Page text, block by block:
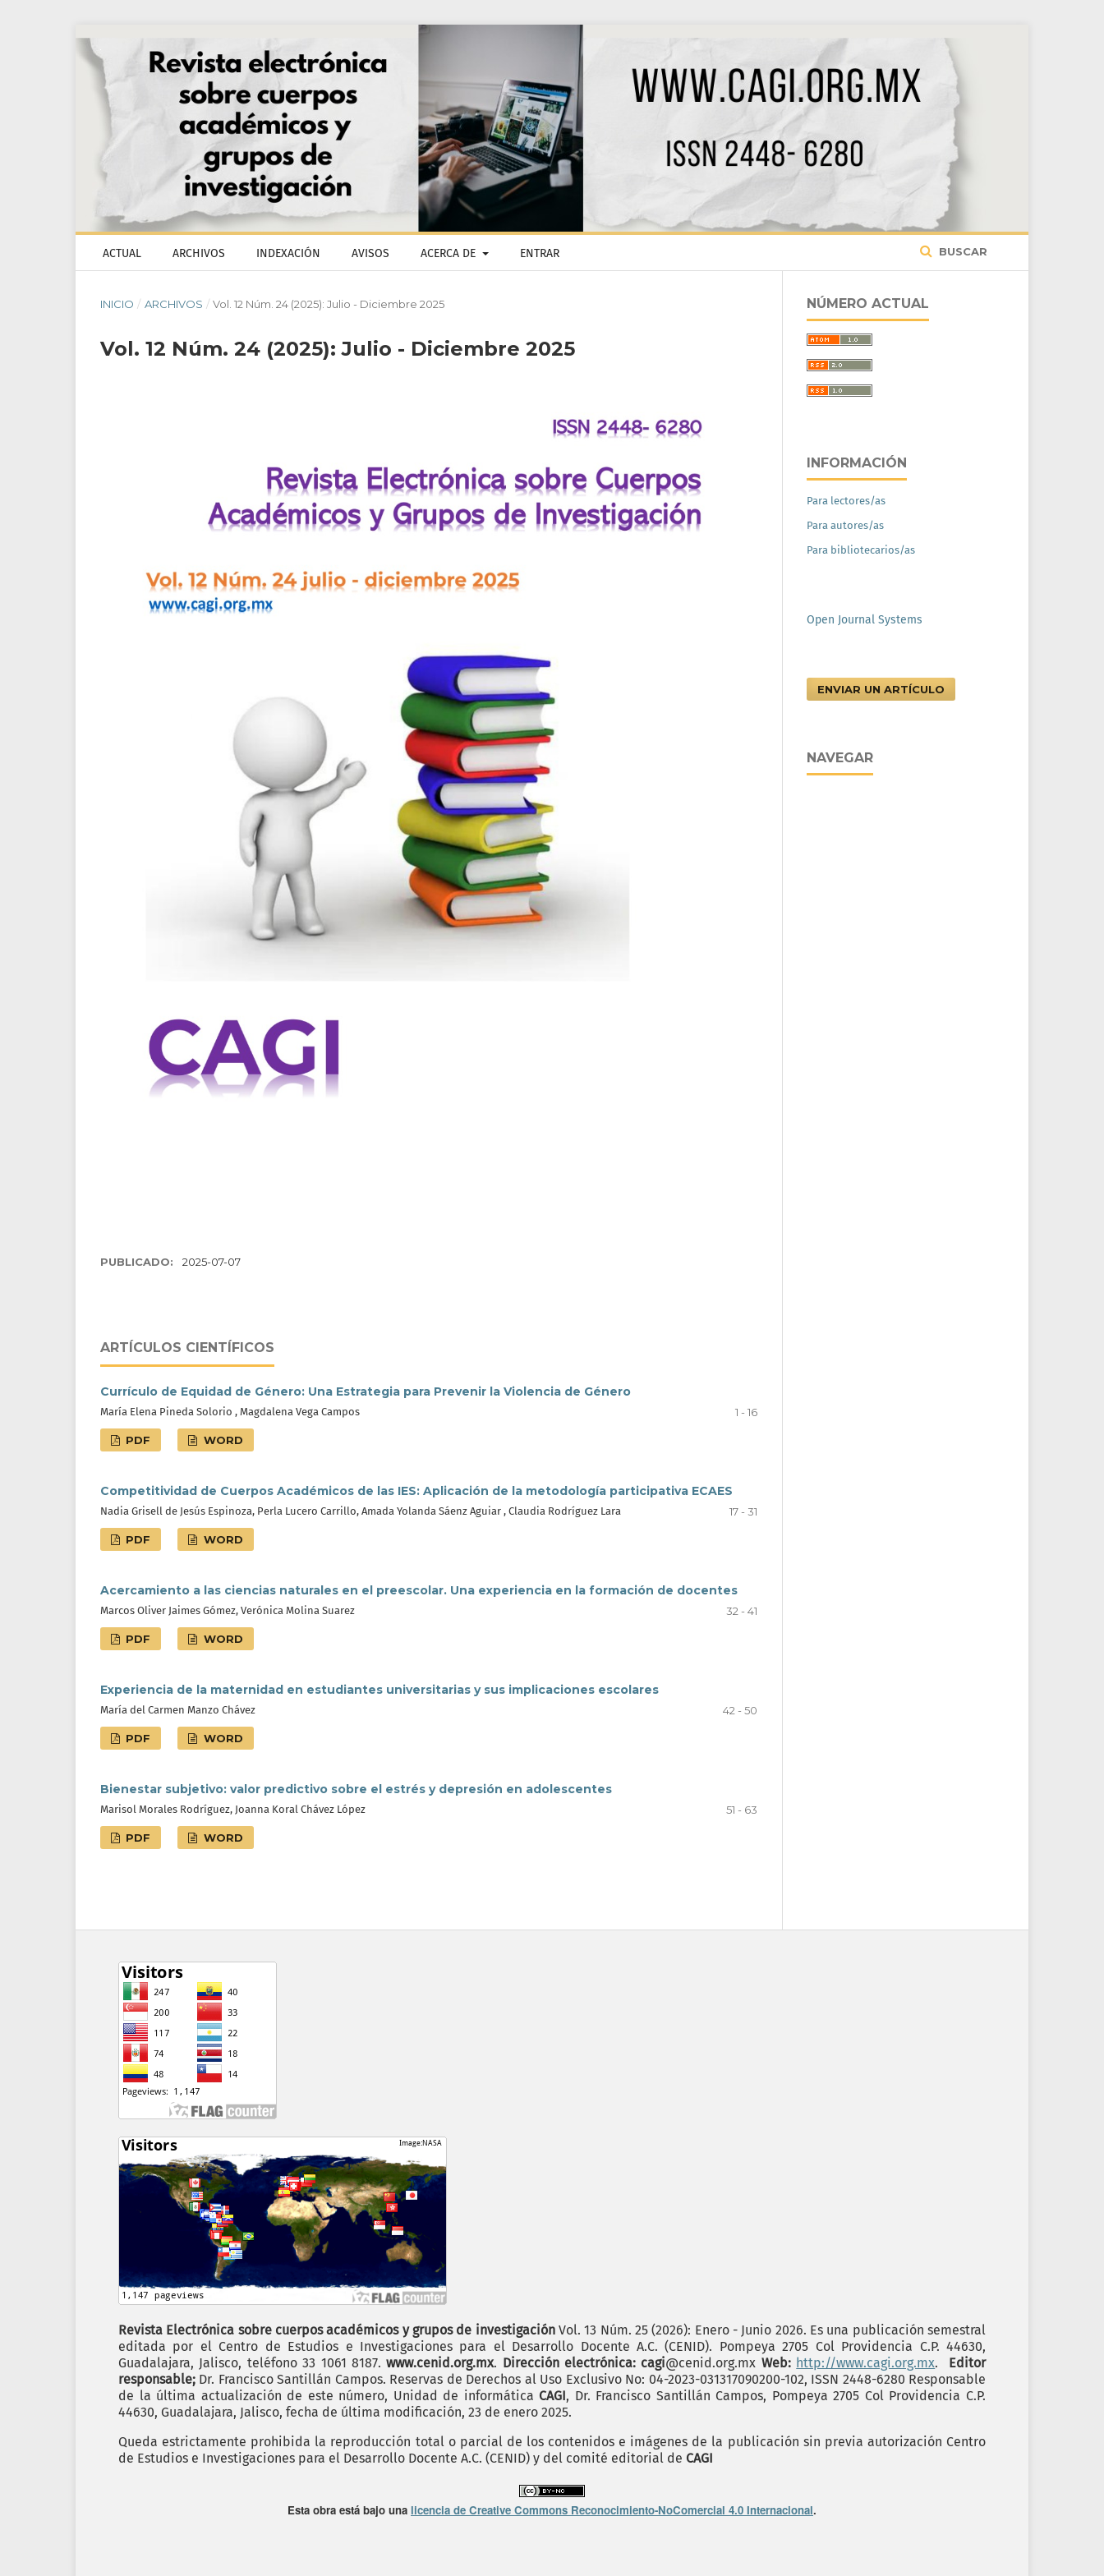
ACTUAL ARCHIVOS INDEXACIÓN AVISOS ACERCA DE ENTRAR BUSCAR
INICIO / ARCHIVOS / Vol. 12 Núm. 24 (2025): Julio - Diciembre 2025
Vol. 12 Núm. 24 (2025): Julio - Diciembre 2025
PUBLICADO: 2025-07-07
ARTÍCULOS CIENTÍFICOS
Currículo de Equidad de Género: Una Estrategia para Prevenir la Violencia de Género
María Elena Pineda Solorio , Magdalena Vega Campos 1 - 16
PDF WORD
Competitividad de Cuerpos Académicos de las IES: Aplicación de la metodología participativa ECAES
Nadia Grisell de Jesús Espinoza, Perla Lucero Carrillo, Amada Yolanda Sáenz Aguiar , Claudia Rodríguez Lara 17 - 31
PDF WORD
Acercamiento a las ciencias naturales en el preescolar. Una experiencia en la formación de docentes
Marcos Oliver Jaimes Gómez, Verónica Molina Suarez 32 - 41
PDF WORD
Experiencia de la maternidad en estudiantes universitarias y sus implicaciones escolares
María del Carmen Manzo Chávez 42 - 50
PDF WORD
Bienestar subjetivo: valor predictivo sobre el estrés y depresión en adolescentes
Marisol Morales Rodríguez, Joanna Koral Chávez López 51 - 63
PDF WORD
NÚMERO ACTUAL
INFORMACIÓN
Para lectores/as
Para autores/as
Para bibliotecarios/as
Open Journal Systems
ENVIAR UN ARTÍCULO
NAVEGAR
Revista Electrónica sobre cuerpos académicos y grupos de investigaciónVol. 13 Núm. 25 (2026): Enero - Junio 2026. Es una publicación semestral
editada por el Centro de Estudios e Investigaciones para el Desarrollo Docente A.C. (CENID). Pompeya 2705 Col Providencia C.P. 44630,
Guadalajara, Jalisco, teléfono 33 1061 8187.www.cenid.org.mx. Dirección electrónica: cagi@cenid.org.mx Web: http://www.cagi.org.mx. Editor
responsable; Dr. Francisco Santillán Campos. Reservas de Derechos al Uso Exclusivo No: 04-2023-031317090200-102, ISSN 2448-6280 Responsable
de la última actualización de este número, Unidad de informática CAGI, Dr. Francisco Santillán Campos, Pompeya 2705 Col Providencia C.P.
44630, Guadalajara, Jalisco, fecha de última modificación, 23 de enero 2025.
Queda estrictamente prohibida la reproducción total o parcial de los contenidos e imágenes de la publicación sin previa autorización Centro
de Estudios e Investigaciones para el Desarrollo Docente A.C. (CENID) y del comité editorial de CAGI
Esta obra está bajo una licencia de Creative Commons Reconocimiento-NoComercial 4.0 Internacional.